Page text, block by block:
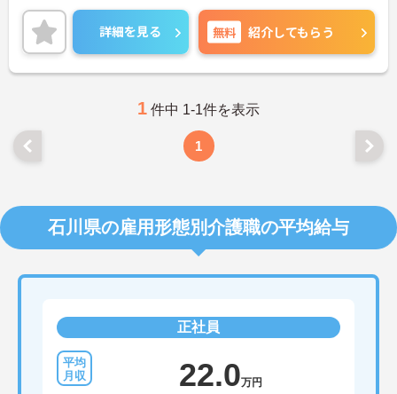
昇給や賞与制度があり、頑張りが評価されてしっか
りと還元されます。さらに各種手当もあるのは嬉し
いポイントです◎しっかりとしたフォロー体制で、
経験に関わらず安心してスタートできます。
こちらの求人にご興味がございましたら面接のポイ
詳細を見る 無料 紹介してもらう
1 件中 1-1件を表示
1
石川県の雇用形態別介護職の平均給与
正社員
22.0万円